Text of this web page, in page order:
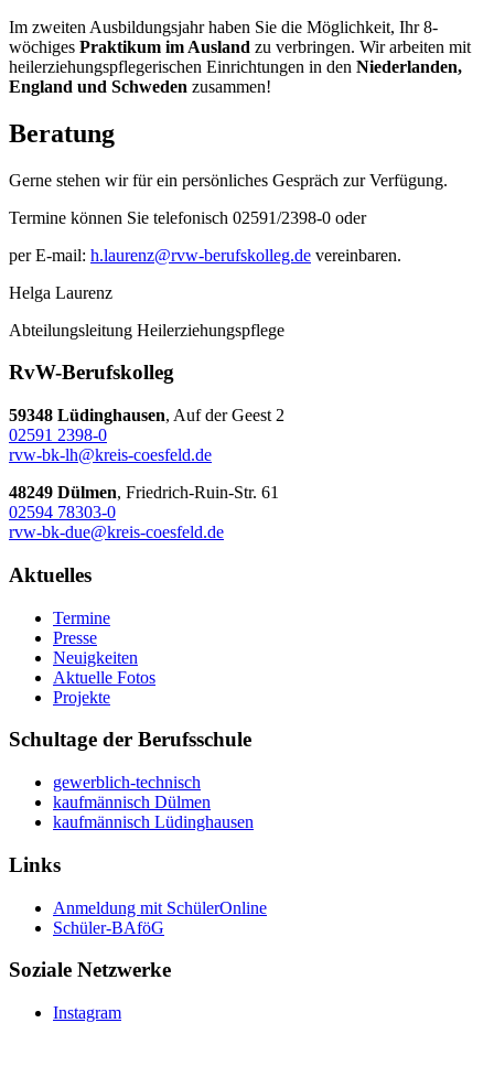
Im zweiten Ausbildungsjahr haben Sie die Möglichkeit, Ihr 8-
wöchiges Praktikum im Ausland zu verbringen. Wir arbeiten mit
heilerziehungspflegerischen Einrichtungen in den Niederlanden,
England und Schweden zusammen!
Beratung
Gerne stehen wir für ein persönliches Gespräch zur Verfügung.
Termine können Sie telefonisch 02591/2398-0 oder
per E-mail: h.laurenz@rvw-berufskolleg.de vereinbaren.
Helga Laurenz
Abteilungsleitung Heilerziehungspflege
RvW-Berufskolleg
59348 Lüdinghausen, Auf der Geest 2
02591 2398-0
rvw-bk-lh@kreis-coesfeld.de
48249 Dülmen, Friedrich-Ruin-Str. 61
02594 78303-0
rvw-bk-due@kreis-coesfeld.de
Aktuelles
Termine
Presse
Neuigkeiten
Aktuelle Fotos
Projekte
Schultage der Berufsschule
gewerblich-technisch
kaufmännisch Dülmen
kaufmännisch Lüdinghausen
Links
Anmeldung mit SchülerOnline
Schüler-BAföG
Soziale Netzwerke
Instagram